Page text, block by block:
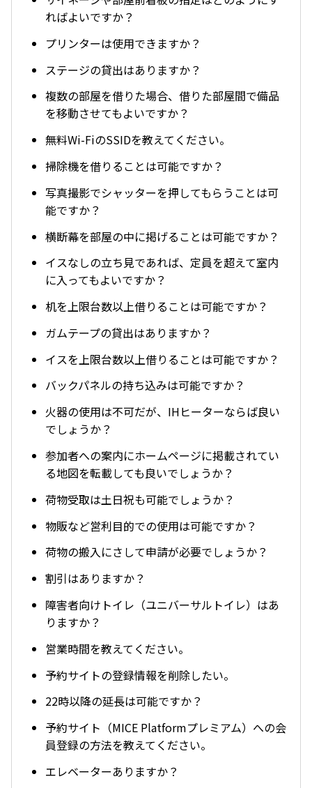
ればよいですか？
プリンターは使用できますか？
ステージの貸出はありますか？
複数の部屋を借りた場合、借りた部屋間で備品
を移動させてもよいですか？
無料Wi-FiのSSIDを教えてください。
掃除機を借りることは可能ですか？
写真撮影でシャッターを押してもらうことは可
能ですか？
横断幕を部屋の中に掲げることは可能ですか？
イスなしの立ち見であれば、定員を超えて室内
に入ってもよいですか？
机を上限台数以上借りることは可能ですか？
ガムテープの貸出はありますか？
イスを上限台数以上借りることは可能ですか？
バックパネルの持ち込みは可能ですか？
火器の使用は不可だが、IHヒーターならば良い
でしょうか？
参加者への案内にホームページに掲載されてい
る地図を転載しても良いでしょうか？
荷物受取は土日祝も可能でしょうか？
物販など営利目的での使用は可能ですか？
荷物の搬入にさして申請が必要でしょうか？
割引はありますか？
障害者向けトイレ（ユニバーサルトイレ）はあ
りますか？
営業時間を教えてください。
予約サイトの登録情報を削除したい。
22時以降の延長は可能ですか？
予約サイト（MICE Platformプレミアム）への会
員登録の方法を教えてください。
エレベーターありますか？